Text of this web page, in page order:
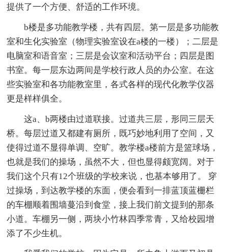
提供了一个方便、舒适的工作环境。
b楼是多功能教学楼，共有四层。第一层是多功能教
室和生化实验室（物理实验室设在a楼的一楼）；二层是
电脑室和语音室；三层是会议室和活动平台；四层是图
书室。每一层东边两间是学校行政人员的办公室。在这
些实验室和各功能教室里，各式各样的现代化教学仪器
更是样样俱全。
这a、b两楼由过道联接。过道共三层，形同三层天
桥。每层过道又都建有厕所，既巧妙地利用了空间，又
使得过道不显得单调、空旷。教学楼a楼前方是篮球场，
也就是我们的操场，虽然不大，但也显得颇宽阔。对于
我们这个只有12个班级的学校来说，也基本够用了。 穿
过操场，到达教学楼的东面，便会看到一排蓝顶蓝栅栏
的车棚顺着围墙蔓沿到食堂，接上我们前文提到的那条
小道。车棚另一侧，两块小竹林四季常青，又给校园增
添了不少生机。